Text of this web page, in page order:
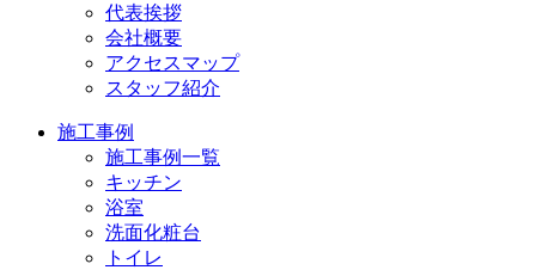
代表挨拶
会社概要
アクセスマップ
スタッフ紹介
施工事例
施工事例一覧
キッチン
浴室
洗面化粧台
トイレ